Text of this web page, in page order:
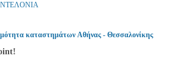
καταστημάτων Αθήνας - Θεσσαλονίκης